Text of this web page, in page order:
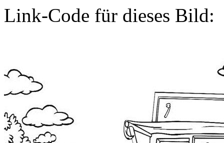
Link-Code für dieses Bild: